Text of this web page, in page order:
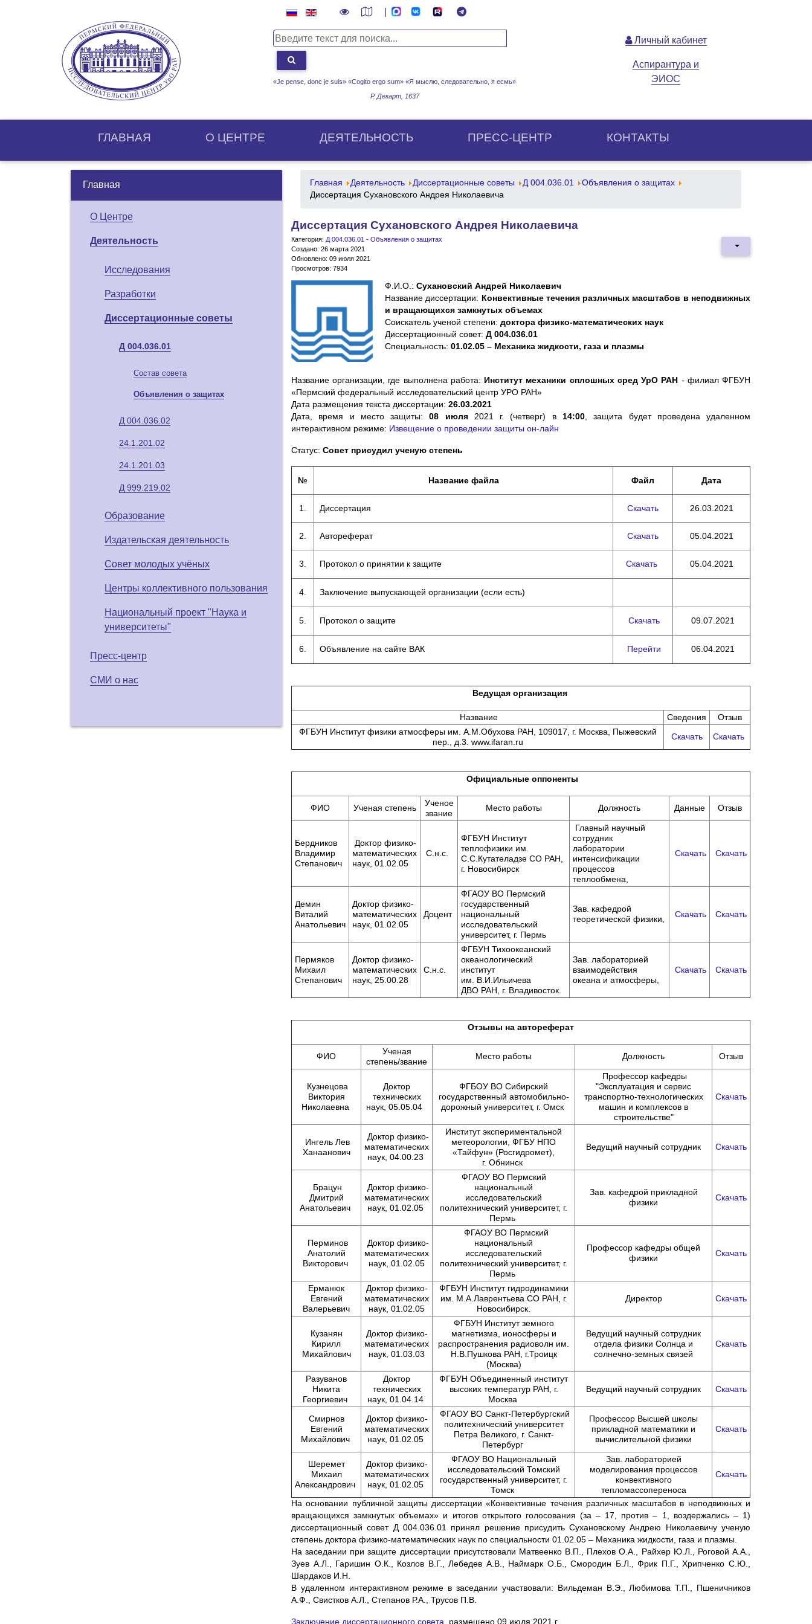
«Je pense, donc je suis» «Cogito ergo sum» «Я мыслю, следовательно, я есмь»
Р. Декарт, 1637
Личный кабинет
Аспирантура и
ЭИОС
ГЛАВНАЯ О ЦЕНТРE ДЕЯТЕЛЬНОСТЬ ПРЕСС-ЦЕНТР КОНТАКТЫ
Главная
О Центре
Деятельность
Исследования
Разработки
Диссертационные советы
Д 004.036.01
Состав совета
Объявления о защитах
Д 004.036.02
24.1.201.02
24.1.201.03
Д 999.219.02
Образование
Издательская деятельность
Совет молодых учёных
Центры коллективного пользования
Национальный проект "Наука и
университеты"
Пресс-центр
СМИ о нас
Главная Деятельность Диссертационные советы Д 004.036.01
Объявления о защитах
Диссертация Сухановского Андрея Николаевича
Диссертация Сухановского Андрея Николаевича
Категория: Д 004.036.01 - Объявления о защитах
Создано: 26 марта 2021
Обновлено: 09 июля 2021
Просмотров: 7934
Ф.И.О.: Сухановский Андрей Николаевич
Название диссертации: Конвективные течения различных масштабов в неподвижных
и вращающихся замкнутых объемах
Cоискатель ученой степени: доктора физико-математических наук
Диссертационный совет: Д 004.036.01
Специальность: 01.02.05 – Механика жидкости, газа и плазмы
Название организации, где выполнена работа: Институт механики сплошных сред УрО РАН - филиал ФГБУН
«Пермский федеральный исследовательский центр УРО РАН»
Дата размещения текста диссертации: 26.03.2021
Дата, время и место защиты:08 июля2021 г. (четверг) в 14:00, защита будет проведена удаленном
интерактивном режиме: Извещение о проведении защиты он-лайн
Статус: Совет присудил ученую степень
№ Название файла Файл Дата
1. Диссертация Скачать 26.03.2021
2. Автореферат Скачать 05.04.2021
3. Протокол о принятии к защите Скачать 05.04.2021
4. Заключение выпускающей организации (если есть)
5. Протокол о защите Скачать 09.07.2021
6. Объявление на сайте ВАК Перейти 06.04.2021
Ведущая организация
Название Сведения
Отзыв
ФГБУН Институт физики атмосферы им. А.М.Обухова РАН, 109017, г. Москва, Пыжевский
пер., д.3. www.ifaran.ru
Скачать Скачать
Официальные оппоненты
ФИО Ученая степень
Ученое
звание
Место работы Должность Данные Отзыв
Бердников
Владимир
Степанович
Доктор физико-
математических
наук, 01.02.05
С.н.с.
ФГБУН Институт
теплофизики им.
С.С.Кутателадзе СО РАН,
г. Новосибирск
Главный научный
сотрудник
лаборатории
интенсификации
процессов
теплообмена,
Скачать Скачать
Демин
Виталий
Анатольевич
Доктор физико-
математических
наук, 01.02.05
Доцент
ФГАОУ ВО Пермский
государственный
национальный
исследовательский
университет, г. Пермь
Зав. кафедрой
теоретической физики,
Скачать Скачать
Пермяков
Михаил
Степанович
Доктор физико-
математических
наук, 25.00.28
С.н.с.
ФГБУН Тихоокеанский
океанологический
институт
им. В.И.Ильичева
ДВО РАН, г. Владивосток.
Зав. лабораторией
взаимодействия
океана и атмосферы,
Скачать Скачать
Отзывы на автореферат
ФИО
Ученая
степень/звание
Место работы Должность Отзыв
Кузнецова
Виктория
Николаевна
Доктор
технических
наук, 05.05.04
ФГБОУ ВО Сибирский
государственный автомобильно-
дорожный университет, г. Омск
Профессор кафедры
"Эксплуатация и сервис
транспортно-технологических
машин и комплексов в
строительстве"
Скачать
Ингель Лев
Ханаанович
Доктор физико-
математических
наук, 04.00.23
Институт экспериментальной
метеорологии, ФГБУ НПО
«Тайфун» (Росгидромет),
г. Обнинск
Ведущий научный сотрудник Скачать
Брацун
Дмитрий
Анатольевич
Доктор физико-
математических
наук, 01.02.05
ФГАОУ ВО Пермский
национальный
исследовательский
политехнический университет, г.
Пермь
Зав. кафедрой прикладной
физики
Скачать
Перминов
Анатолий
Викторович
Доктор физико-
математических
наук, 01.02.05
ФГАОУ ВО Пермский
национальный
исследовательский
политехнический университет, г.
Пермь
Профессор кафедры общей
физики
Скачать
Ерманюк
Евгений
Валерьевич
Доктор физико-
математических
наук, 01.02.05
ФГБУН Институт гидродинамики
им. М.А.Лаврентьева СО РАН, г.
Новосибирск.
Директор Скачать
Кузанян
Кирилл
Михайлович
Доктор физико-
математических
наук, 01.03.03
ФГБУН Институт земного
магнетизма, ионосферы и
распространения радиоволн им.
Н.В.Пушкова РАН, г.Троицк
(Москва)
Ведущий научный сотрудник
отдела физики Солнца и
солнечно-земных связей
Скачать
Разуванов
Никита
Георгиевич
Доктор
технических
наук, 01.04.14
ФГБУН Объединенный институт
высоких температур РАН, г.
Москва
Ведущий научный сотрудник Скачать
Смирнов
Евгений
Михайлович
Доктор физико-
математических
наук, 01.02.05
ФГАОУ ВО Санкт-Петербургский
политехнический университет
Петра Великого, г. Санкт-
Петербург
Профессор Высшей школы
прикладной математики и
вычислительной физики
Скачать
Шеремет
Михаил
Александрович
Доктор физико-
математических
наук, 01.02.05
ФГАОУ ВО Национальный
исследовательский Томский
государственный университет, г.
Томск
Зав. лабораторией
моделирования процессов
конвективного
тепломассопереноса
Скачать
На основании публичной защиты диссертации «Конвективные течения различных масштабов в неподвижных и
вращающихся замкнутых объемах» и итогов открытого голосования (за – 17, против – 1, воздержались – 1)
диссертационный совет Д 004.036.01 принял решение присудить Сухановскому Андрею Николаевичу ученую
степень доктора физико-математических наук по специальности 01.02.05 – Механика жидкости, газа и плазмы.
На заседании при защите диссертации присутствовали Матвеенко В.П., Плехов О.А., Райхер Ю.Л., Роговой А.А.,
Зуев А.Л., Гаришин О.К., Козлов В.Г., Лебедев А.В., Наймарк О.Б., Смородин Б.Л., Фрик П.Г., Хрипченко С.Ю.,
Шардаков И.Н.
В удаленном интерактивном режиме в заседании участвовали: Вильдеман В.Э., Любимова Т.П., Пшеничников
А.Ф., Свистков А.Л., Степанов Р.А., Трусов П.В.
Заключение диссертационного совета , размещено 09 июля 2021 г.